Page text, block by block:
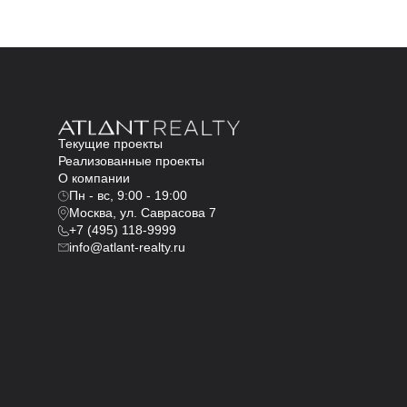
Текущие проекты
Реализованные проекты
О компании
Пн - вс, 9:00 - 19:00
Москва, ул. Саврасова 7
+7 (495) 118-9999
info@atlant-realty.ru